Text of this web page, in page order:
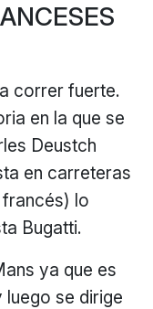
correr fuerte.
en la que se
Deustch
en carreteras
lo
Bugatti.
ya que es
luego se dirige